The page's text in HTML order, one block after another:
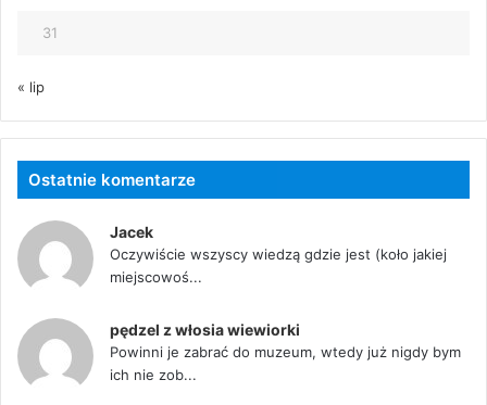
31
« lip
Ostatnie komentarze
Jacek
Oczywiście wszyscy wiedzą gdzie jest (koło jakiej
miejscowoś...
pędzel z włosia wiewiorki
Powinni je zabrać do muzeum, wtedy już nigdy bym
ich nie zob...